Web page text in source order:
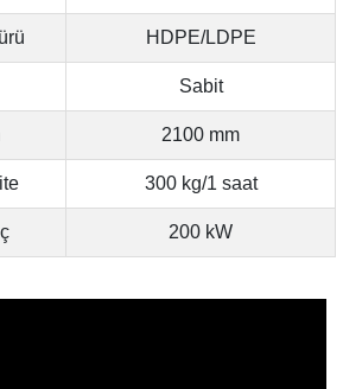
HDPE/LDPE
Sabit
2100 mm
300 kg/1 saat
200 kW